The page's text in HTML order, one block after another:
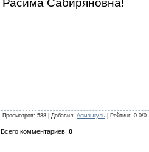
Расима Сабиряновна!
Просмотров: 588 | Добавил: Асылыкуль Рейтинг: 0.0/0
Всего комментариев: 0